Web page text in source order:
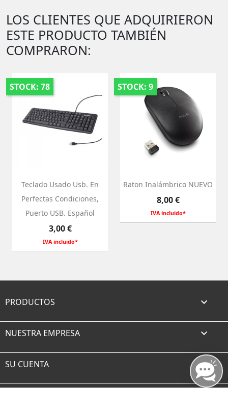
LOS CLIENTES QUE ADQUIRIERON
ESTE PRODUCTO TAMBIÉN
COMPRARON:
STOCK: 78
Teclado Usado Usb. En
Perfectas Condiciones,
Puerto USB. Español
Precio
3,00 €
IVA incluido*
STOCK: 9
Raton Inalámbrico NUEVO
Precio
8,00 €
IVA incluido*
PRODUCTOS 
NUESTRA EMPRESA 
SU CUENTA 